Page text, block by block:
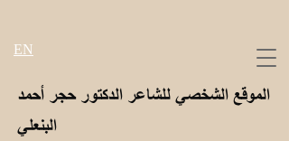
الموقع الشخصي للشاعر الدكتور حجر أحمد
البنعلي
EN